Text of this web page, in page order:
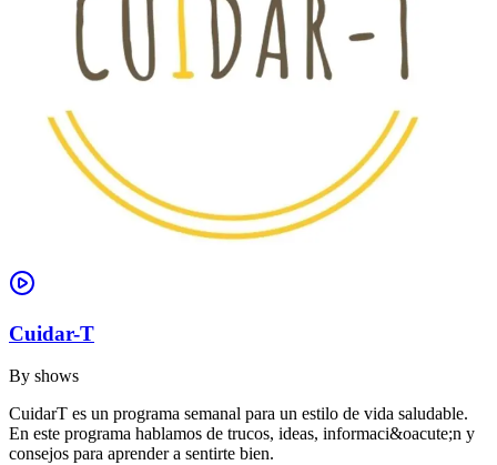
Cuidar-T
By shows
CuidarT es un programa semanal para un estilo de vida saludable.
En este programa hablamos de trucos, ideas, informaci&oacute;n y
consejos para aprender a sentirte bien.